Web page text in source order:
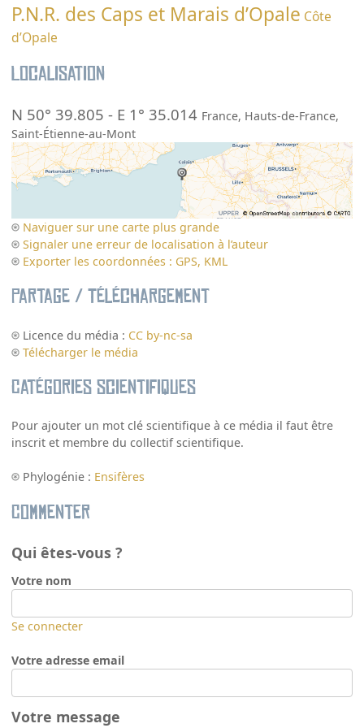
P.N.R. des Caps et Marais d’Opale Côte
d’Opale
Localisation
N 50° 39.805 - E 1° 35.014 France, Hauts-de-France,
Saint-Étienne-au-Mont
Naviguer sur une carte plus grande
Signaler une erreur de localisation à l’auteur
Exporter les coordonnées : GPS, KML
Partage / Téléchargement
Licence du média : CC by-nc-sa
Télécharger le média
Catégories scientifiques
Pour ajouter un mot clé scientifique à ce média il faut être
inscrit et membre du collectif scientifique.
Phylogénie : Ensifères
Commenter
Qui êtes-vous ?
Votre nom
Se connecter
Votre adresse email
Votre message